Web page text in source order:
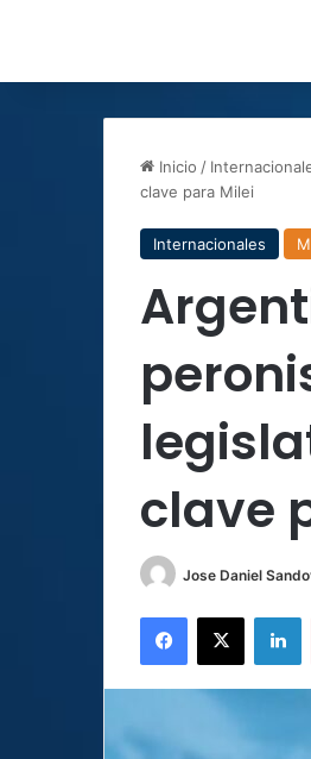
Inicio /
clave para Milei
Internacionales
clave
Jose Daniel
Facebook
X